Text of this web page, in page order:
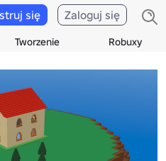
Tworzenie Robuxy
się Zaloguj się